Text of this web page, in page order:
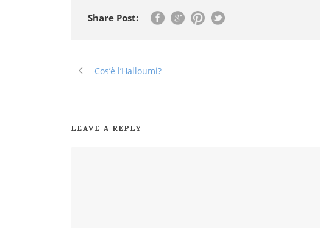
Share Post:
Cos’è l’Halloumi?
LEAVE A REPLY